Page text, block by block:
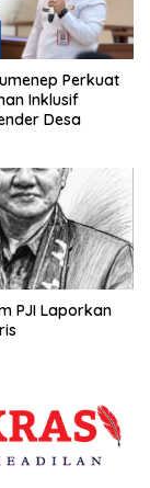
Perkuat
Inklusif
Desa
PJI Laporkan